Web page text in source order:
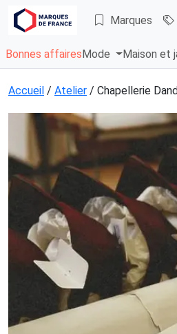
Marques
Bonnes affaires Mode Maison et
Accueil / Atelier / Chapellerie